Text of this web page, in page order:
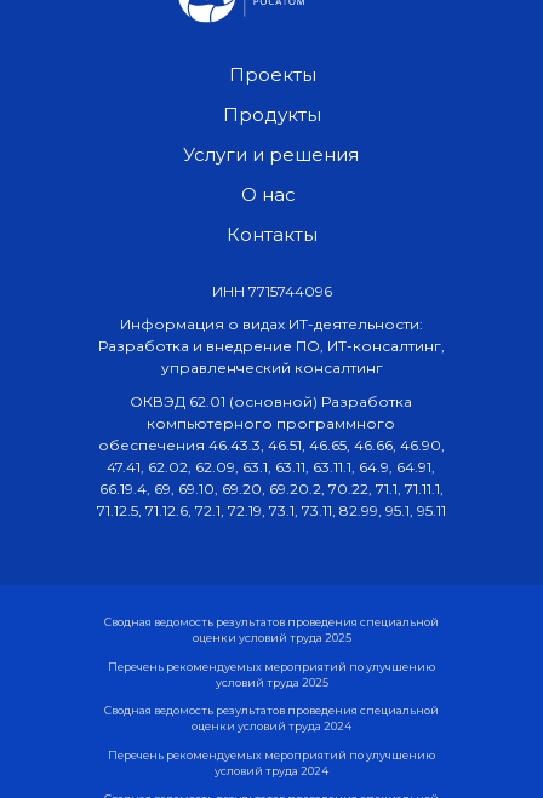
Информация о видах ИТ-деятельности:
Разработка и внедрение ПО, ИТ-консалтинг,
управленческий консалтинг
ОКВЭД 62.01 (основной) Разработка
компьютерного программного
обеспечения 46.43.3, 46.51, 46.65, 46.66, 46.90,
47.41, 62.02, 62.09, 63.1, 63.11, 63.11.1, 64.9, 64.91,
66.19.4, 69, 69.10, 69.20, 69.20.2, 70.22, 71.1, 71.11.1,
71.12.5, 71.12.6, 72.1, 72.19, 73.1, 73.11, 82.99, 95.1, 95.11
ИНН 7715744096
Проекты
Продукты
О нас
Контакты
Услуги и решения
Сводная ведомость результатов проведения специальной
оценки условий труда 2024
Перечень рекомендуемых мероприятий по улучшению
условий труда 2024
Сводная ведомость результатов проведения специальной
оценки условий труда 2025
Перечень рекомендуемых мероприятий по улучшению
условий труда 2025